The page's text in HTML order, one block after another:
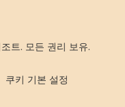
트. 모든 권리 보유.
쿠키 기본 설정